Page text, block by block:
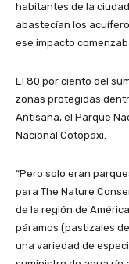
habitantes de la
abastecían los
ese impacto
El 80 por ciento del
zonas protegidas
Antisana, el Parque
Nacional Cotopaxi.
“Pero solo eran
para The Nature
de la región de
páramos (pastizales
una variedad de